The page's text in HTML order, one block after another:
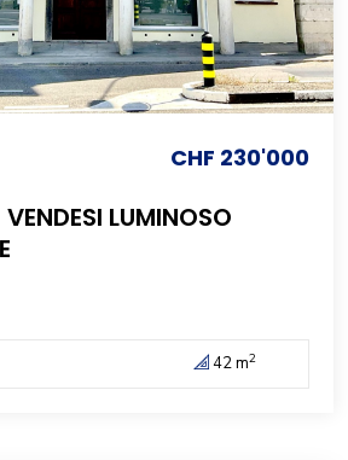
CHF 230'000
LUMINOSO
42 m2